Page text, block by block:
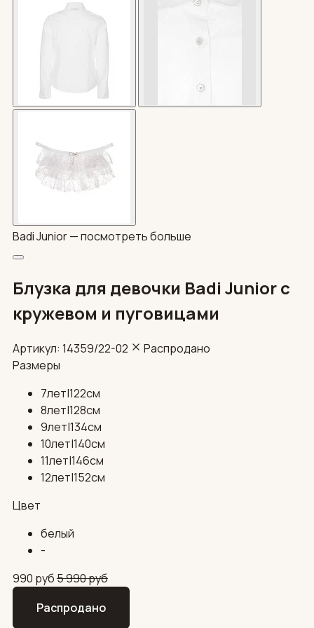
Badi Junior —посмотреть больше
Блузка для девочки Badi Junior с
кружевом и пуговицами
Артикул: 14359/22-02
Распродано
Размеры
7лет|122см
8лет|128см
9лет|134см
10лет|140см
11лет|146см
12лет|152см
Цвет
белый
-
990 руб5 990руб
Распродано